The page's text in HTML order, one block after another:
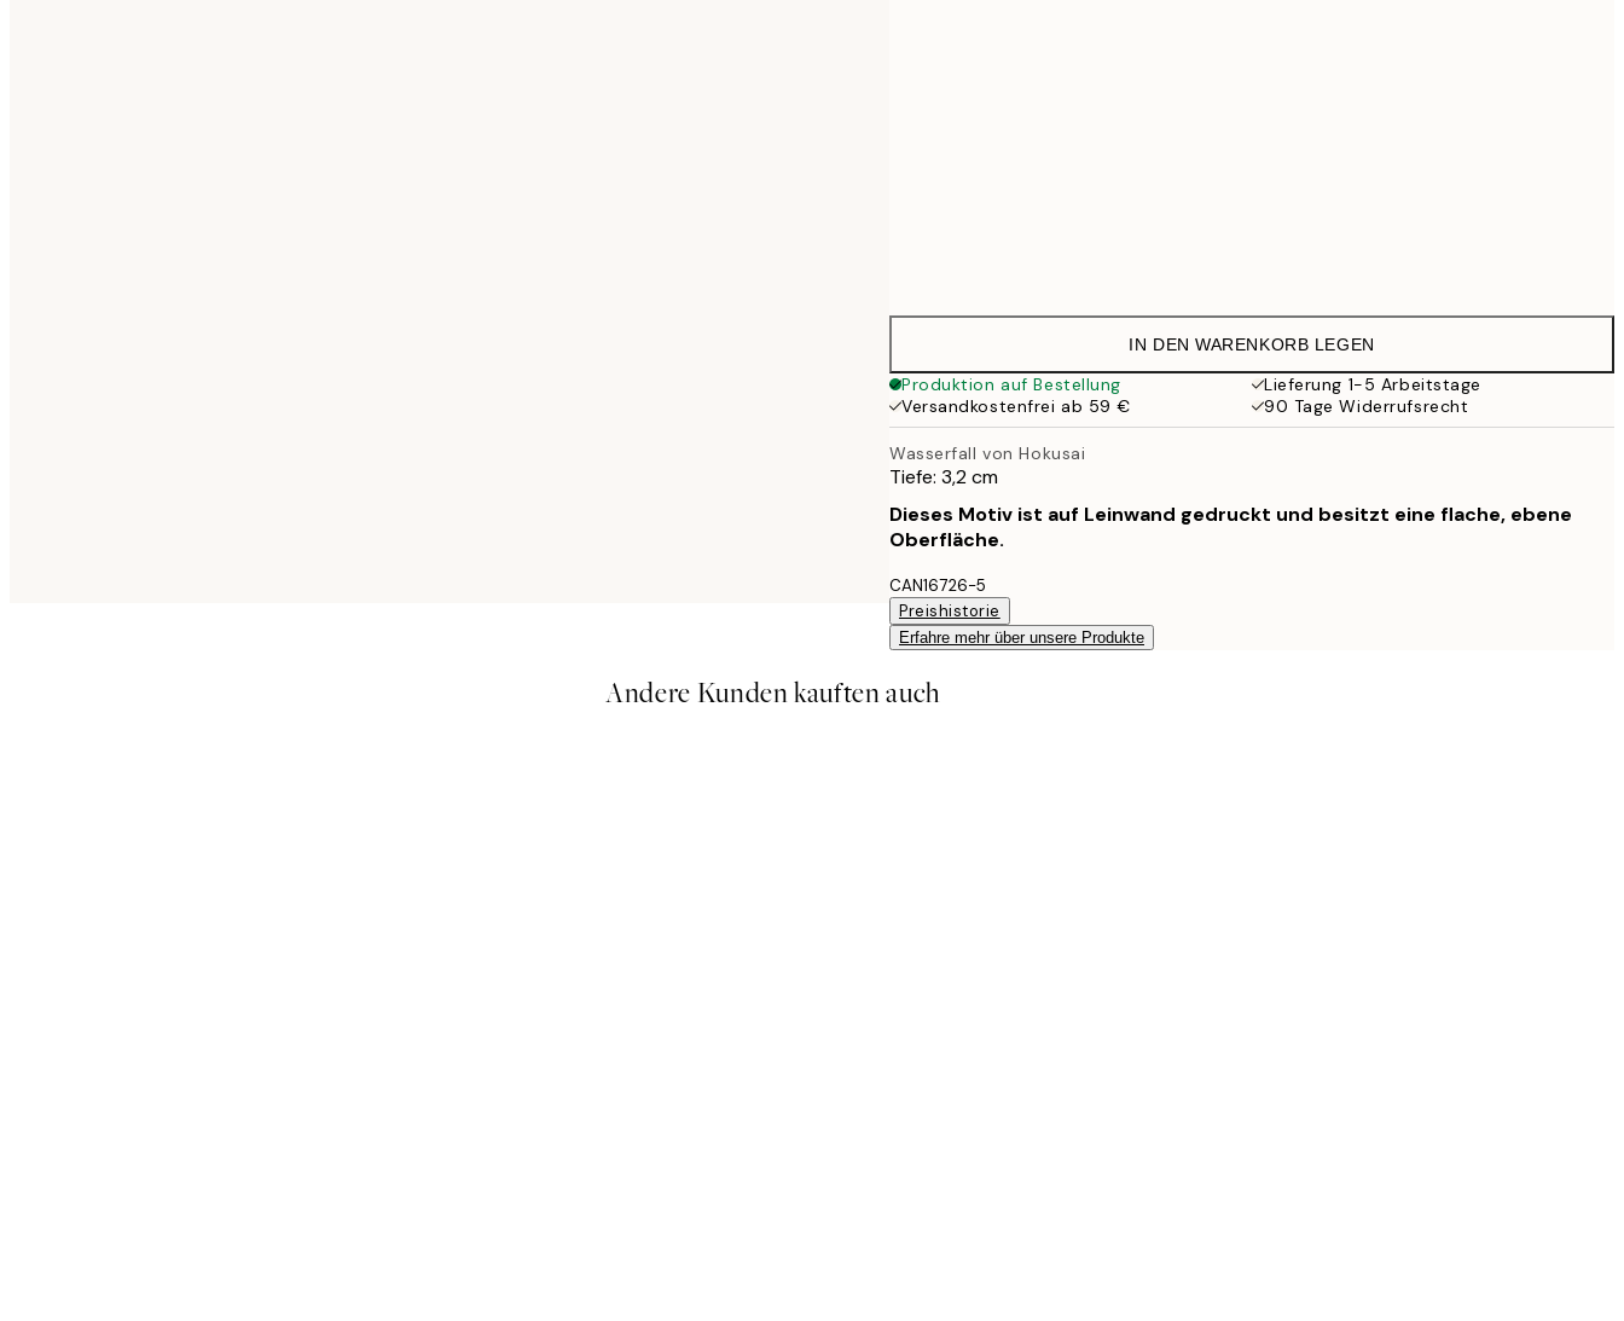
IN DEN WARENKORB LEGEN
Produktion auf Bestellung
Lieferung 1-5 Arbeitstage
Versandkostenfrei ab 59 €
90 Tage Widerrufsrecht
Wasserfall von Hokusai
Tiefe: 3,2 cm
Dieses Motiv ist auf Leinwand gedruckt und besitzt eine flache, ebene
Oberfläche.
CAN16726-5
Preishistorie
Erfahre mehr über unsere Produkte
Andere Kunden kauften auch